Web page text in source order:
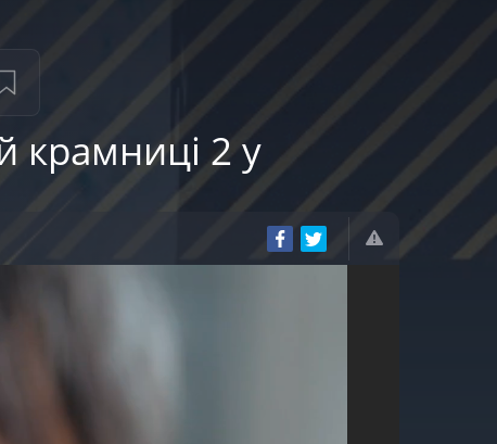
крамниці 2 у